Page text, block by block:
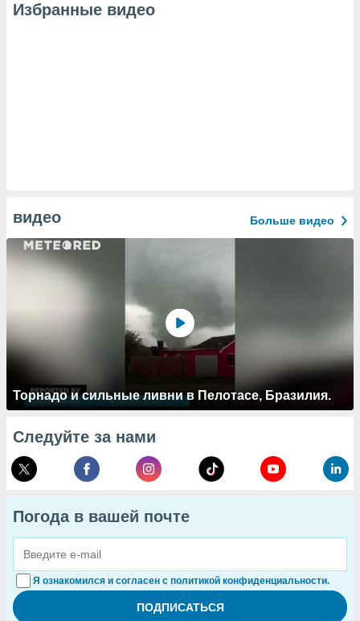
Избранные видео
видео Больше видео
Торнадо и сильные ливни в Пелотасе, Бразилия.
Следуйте за нами
Погода в вашей почте
Я ознакомился и согласен с политикой конфиденциальности.